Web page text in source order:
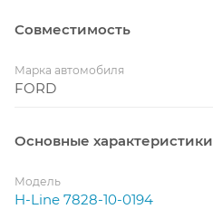
Совместимость
Марка автомобиля
FORD
Основные характеристики
Модель
H-Line 7828-10-0194